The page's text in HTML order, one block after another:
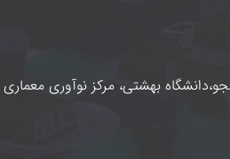
بهشتی، مرکز نوآوری معماری